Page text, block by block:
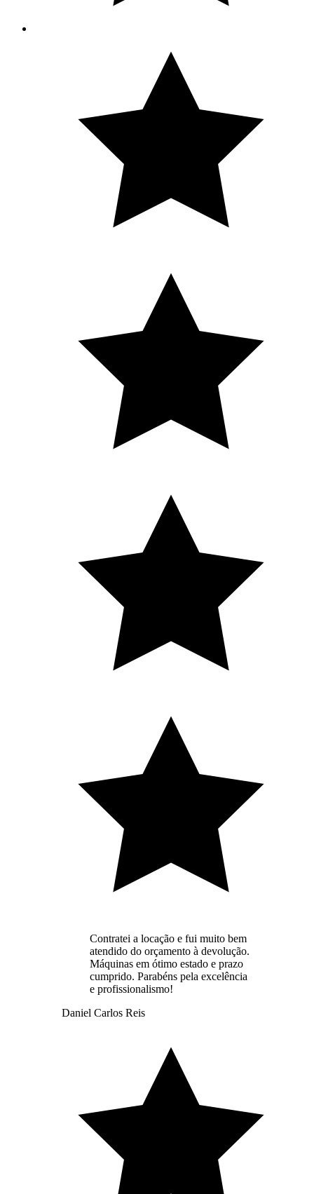
Contratei a locação e fui muito bem
atendido do orçamento à devolução.
Máquinas em ótimo estado e prazo
cumprido. Parabéns pela excelência
e profissionalismo!
Daniel Carlos Reis